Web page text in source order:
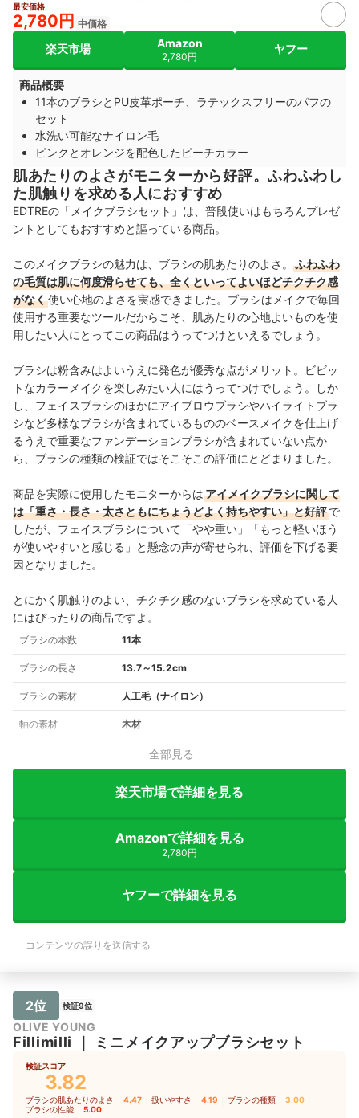
最安価格
2,780円 中価格
楽天市場 Amazon
2,780円
ヤフー
商品概要
11本のブラシとPU皮革ポーチ、ラテックスフリーのパフの
セット
水洗い可能なナイロン毛
ピンクとオレンジを配色したピーチカラー
肌あたりのよさがモニターから好評。ふわふわし
た肌触りを求める人におすすめ
EDTREの「 メイクブラシセット」は、 普段使いはもちろんプレゼ
ントとしてもおすすめと謳っている商品。
このメイクブラシの魅力は、ブラシの肌あたりのよさ。
ふわふわ
の毛質は肌に何度滑らせても、全くといってよいほどチクチク感
がなく使い心地のよさを実感できました。ブラシはメイクで毎回
使用する重要なツールだからこそ、肌あたりの心地よいものを使
用したい人にとってこの商品はうってつけといえるでしょう。
ブラシは粉含みはよいうえに発色が優秀な点がメリット。ビビッ
トなカラーメイクを楽しみたい人にはうってつけでしょう。しか
し、 フェイスブラシのほかにアイブロウブラシやハイライトブラ
シなど多様なブラシが含まれているもののベースメイクを仕上げ
るうえで重要なファンデーションブラシが含まれていない点か
ら、ブラシの種類の検証ではそこそこの評価にとどまりました。
商品を実際に使用したモニターからはアイメイクブラシに関して
は「重さ・長さ・太さともにちょうどよく持ちやすい」と好評で
したが、フェイスブラシについて「やや重い」「もっと軽いほう
が使いやすいと感じる」と懸念の声が寄せられ、評価を下げる要
因となりました。
とにかく肌触りのよい、チクチク感のないブラシを求めている人
にはぴったりの商品ですよ。
ブラシの本数 11本
ブラシの長さ 13.7～15.2cm
ブラシの素材 人工毛（ナイロン）
軸の素材 木材
全部見る
楽天市場で詳細を見る
Amazonで詳細を見る
2,780円
ヤフーで詳細を見る
コンテンツの誤りを送信する
2位 検証9位
OLIVE YOUNG
Fillimilli ミニメイクアップブラシセット
検証スコア
3.82
ブラシの肌あたりのよさ 4.47 扱いやすさ 4.19 ブラシの種類 3.00
ブラシの性能 5.00